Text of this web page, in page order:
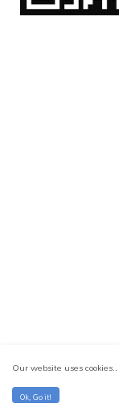
Our website uses cookies..
Ok, Go it!